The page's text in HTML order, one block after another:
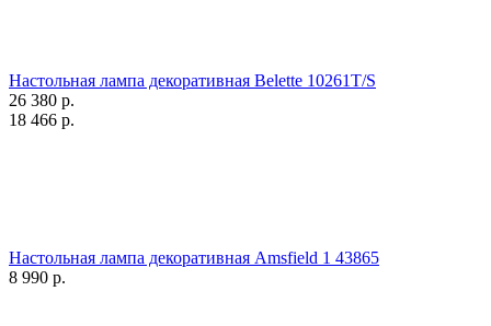
Настольная лампа декоративная Belette 10261T/S
26 380 р.
18 466 р.
Настольная лампа декоративная Amsfield 1 43865
8 990 р.